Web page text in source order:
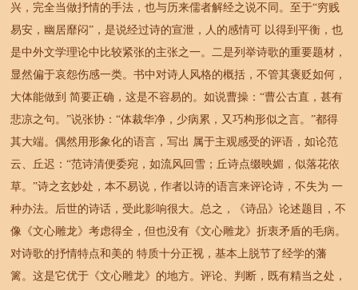
兴，完全当做抒情的手法，也与历来儒者解经之说不同。至于“穷贱
易安，幽居靡闷”，是说经过诗的宣泄，人的感情可 以得到平衡，也
是中外文学理论中比较紧张的主张之一。二是列举诗歌的重要题材，
显然偏于哀怨伤感一类。书中对诗人风格的概括，不管其褒贬如何，
大体能做到 简要正确，这是不容易的。如说曹操：“曹公古直，甚有
悲凉之句。”说张协：“体裁华净，少病累，又巧构形似之言。”都得
其大端。偶然用形象化的语言，写出 属于主观感受的评语，如论范
云、丘迟：“范诗清便委宛，如流风回雪；丘诗点缀映媚，似落花依
草。”诗之玄妙处，本不易说，作者以诗的语言来评论诗，不失为 一
种办法。后世的诗话，受此影响很大。总之，《诗品》论述题目，不
像《文心雕龙》考虑得全，但也没有《文心雕龙》折衷矛盾的毛病。
对诗歌的抒情特点和美的 特质十分正视，基本上脱节了经学的藩
篱。这是它优于《文心雕龙》的地方。评论、判断，既有精当之处，